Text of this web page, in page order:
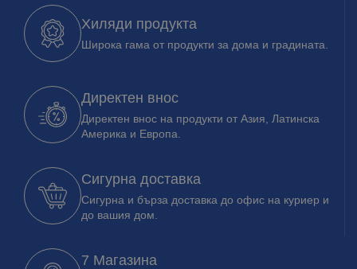
Хиляди продукта
Широка гама от продукти за дома и градината.
Директен внос
Директен внос на продукти от Азия, Латинска
Америка и Европа.
Сигурна доставка
Сигурна и бърза доставка до офис на куриер и
до вашия дом.
7 Магазина